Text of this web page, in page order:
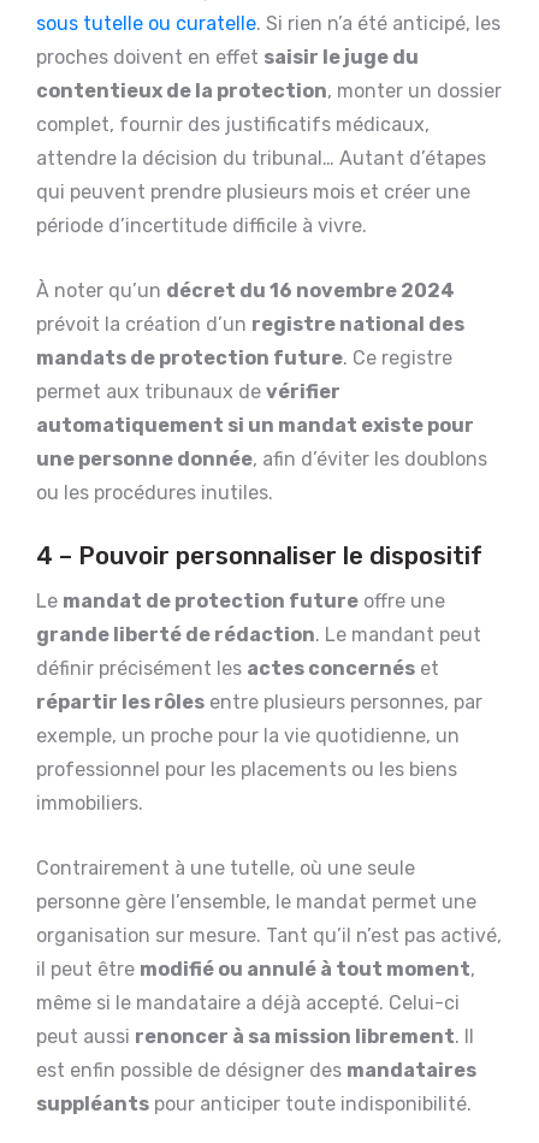
sous tutelle ou curatelle. Si rien n’a été anticipé, les
proches doivent en effet saisir le juge du
contentieux de la protection, monter un dossier
complet, fournir des justificatifs médicaux,
attendre la décision du tribunal… Autant d’étapes
qui peuvent prendre plusieurs mois et créer une
période d’incertitude difficile à vivre.
À noter qu’un décret du 16 novembre 2024
prévoit la création d’un registre national des
mandats de protection future. Ce registre
permet aux tribunaux de vérifier
automatiquement si un mandat existe pour
une personne donnée, afin d’éviter les doublons
ou les procédures inutiles.
4 – Pouvoir personnaliser le dispositif
Le mandat de protection future offre une
grande liberté de rédaction. Le mandant peut
définir précisément les actes concernés et
répartir les rôles entre plusieurs personnes, par
exemple, un proche pour la vie quotidienne, un
professionnel pour les placements ou les biens
immobiliers.
Contrairement à une tutelle, où une seule
personne gère l’ensemble, le mandat permet une
organisation sur mesure. Tant qu’il n’est pas activé,
il peut être modifié ou annulé à tout moment,
même si le mandataire a déjà accepté. Celui-ci
peut aussi renoncer à sa mission librement. Il
est enfin possible de désigner des mandataires
suppléants pour anticiper toute indisponibilité.